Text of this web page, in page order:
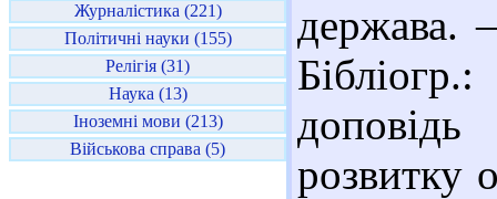
Журналістика (221)
Політичні науки (155)
Релігія (31)
Наука (13)
Іноземні мови (213)
Військова справа (5)
розвитку